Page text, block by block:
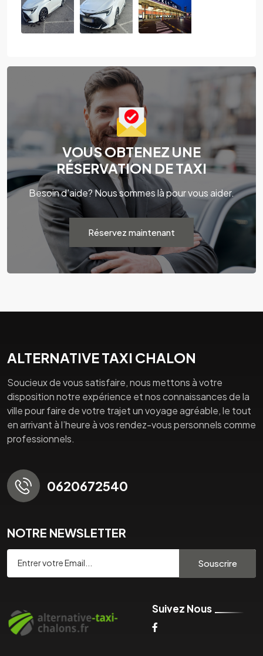
VOUS OBTENEZ UNE
RÉSERVATION DE TAXI
Besoin d'aide? Nous sommes là pour vous aider.
Réservez maintenant
ALTERNATIVE TAXI CHALON
Soucieux de vous satisfaire, nous mettons à votre
disposition notre expérience et nos connaissances de la
ville pour faire de votre trajet un voyage agréable, le tout
en arrivant à l’heure à vos rendez-vous personnels comme
professionnels.
0620672540
NOTRE NEWSLETTER
Souscrire
Suivez Nous